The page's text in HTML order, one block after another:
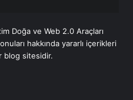
Doğa ve Web 2.0 Araçları
hakkında yararlı içerikleri
blog sitesidir.